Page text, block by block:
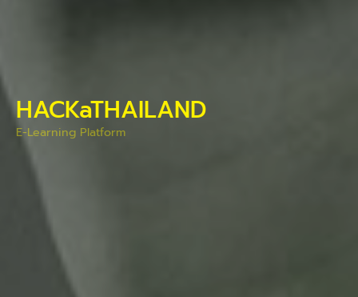
HACKaTHAILAND
E-Learning Platform